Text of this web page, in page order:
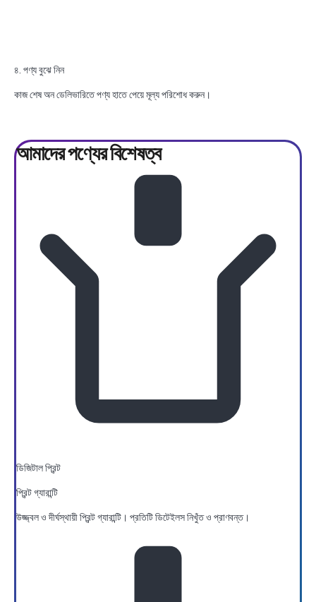
৪. পণ্য বুঝে নিন
কাজ শেষ অন ডেলিভারিতে পণ্য হাতে পেয়ে মূল্য পরিশোধ করুন।
আমাদের পণ্যেরবিশেষত্ব
ডিজিটাল প্রিন্ট
প্রিন্ট গ্যারান্টি
উজ্জ্বল ও দীর্ঘস্থায়ী প্রিন্ট গ্যারান্টি। প্রতিটি ডিটেইলস নিখুঁত ও প্রাণবন্ত।